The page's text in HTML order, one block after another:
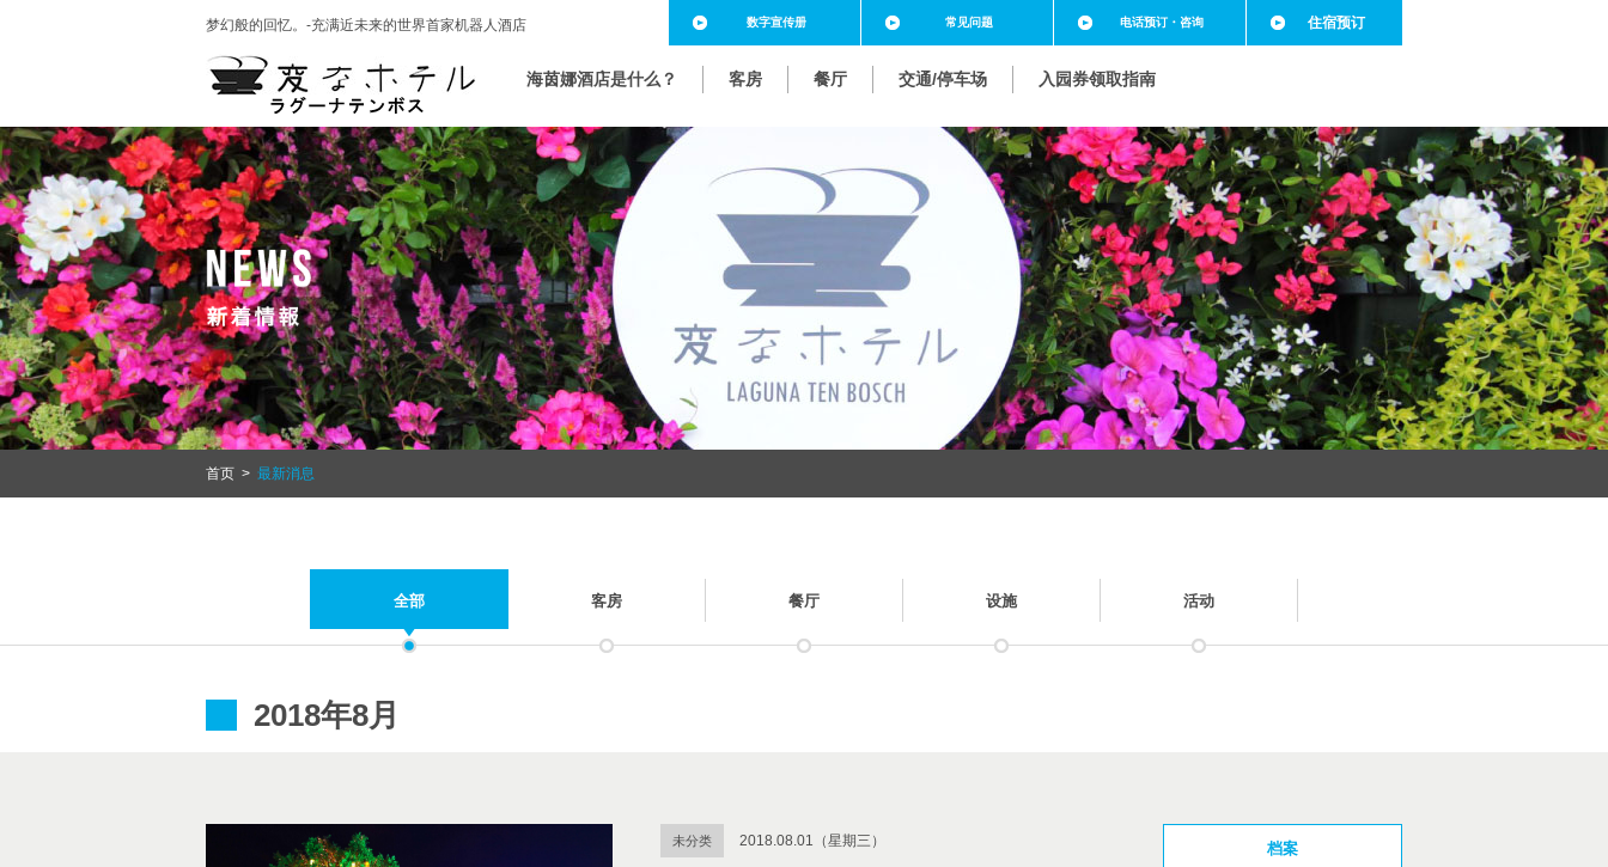
梦幻般的回忆。-充满近未来的世界首家机器人酒店
海茵娜酒店是什么？ 客房 餐厅 交通/停车场 入园券领取指南
常见问题 电话预订 ・咨询
数字宣传册 住宿预订
首页 > 最新消息
全部 客房 餐厅 设施 活动
2018年8月
未分类 2018.08.01（星期三） 档案